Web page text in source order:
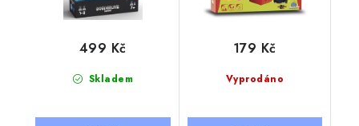
Skladem
499 Kč
Vyprodáno
179 Kč